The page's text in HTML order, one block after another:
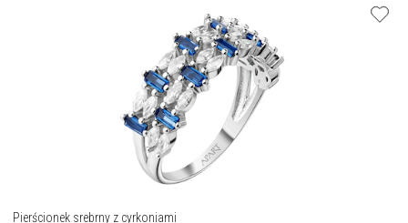
Pierścionek srebrny z cyrkoniami